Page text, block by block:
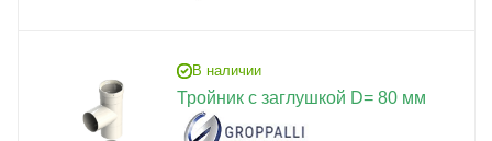
В наличии
Тройник с заглушкой D= 80 мм